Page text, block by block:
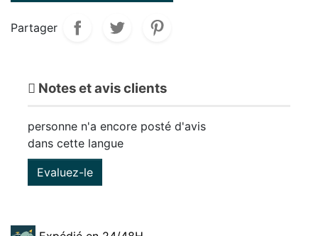
Partager
Notes et avis clients
personne n'a encore posté d'avis
dans cette langue
Evaluez-le